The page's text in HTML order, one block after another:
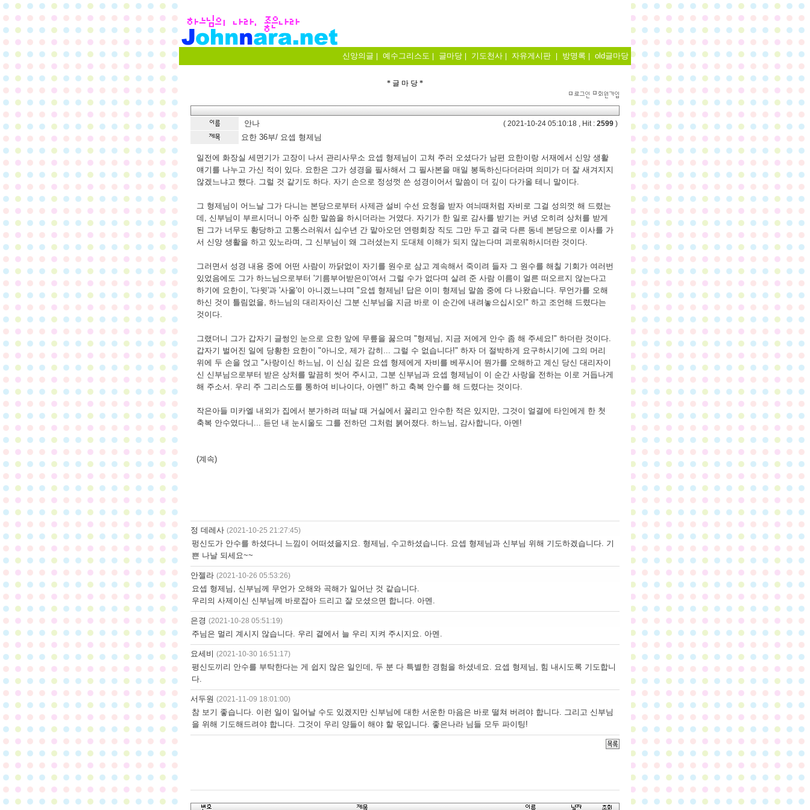
신앙의글 예수그리스도 글마당 기도천사 자유게시판 방명록 old글마당
* 글 마 당 *
안나 ( 2021-10-24 05:10:18 , Hit : 2599 )
요한 36부/ 요셉 형제님
일전에 화장실 세면기가 고장이 나서 관리사무소 요셉 형제님이 고쳐 주러 오셨다가 남편 요한이랑 서재에서 신앙 생활
얘기를 나누고 가신 적이 있다. 요한은 그가 셩경을 필사해서 그 필사본을 매일 봉독하신다더라며 의미가 더 잘 새겨지지
않겠느냐고 했다. 그럴 것 같기도 하다. 자기 손으로 정성껏 쓴 성경이어서 말씀이 더 깊이 다가올 테니 말이다.
그 형제님이 어느날 그가 다니는 본당으로부터 사제관 설비 수선 요청을 받자 여늬때처럼 자비로 그걸 성의껏 해 드렸는
데, 신부님이 부르시더니 아주 심한 말씀을 하시더라는 거였다. 자기가 한 일로 감사를 받기는 커녕 오히려 상처를 받게
된 그가 너무도 황당하고 고통스러워서 십수년 간 맡아오던 연령회장 직도 그만 두고 결국 다른 동네 본당으로 이사를 가
서 신앙 생활을 하고 있노라며, 그 신부님이 왜 그러셨는지 도대체 이해가 되지 않는다며 괴로워하시더란 것이다.
그러면서 성경 내용 중에 어떤 사람이 까닭없이 자기를 원수로 삼고 계속해서 죽이려 들자 그 원수를 해칠 기회가 여러번
있었음에도 그가 하느님으로부터 '기름부어받은이'여서 그럴 수가 없다며 살려 준 사람 이름이 얼른 떠오르지 않는다고
하기에 요한이, '다윗'과 '사울'이 아니겠느냐며 "요셉 형제님! 답은 이미 형제님 말씀 중에 다 나왔습니다. 무언가를 오해
하신 것이 틀림없을, 하느님의 대리자이신 그분 신부님을 지금 바로 이 순간에 내려놓으십시오!" 하고 조언해 드렸다는
것이다.
그랬더니 그가 갑자기 글썽인 눈으로 요한 앞에 무릎을 꿇으며 "형제님, 지금 저에게 안수 좀 해 주세요!" 하더란 것이다.
갑자기 벌어진 일에 당황한 요한이 "아니오, 제가 감히... 그럴 수 없습니다!" 하자 더 절박하게 요구하시기에 그의 머리
위에 두 손을 얹고 "사랑이신 하느님, 이 신심 깊은 요셉 형제에게 자비를 베푸시어 뭔가를 오해하고 계신 당신 대리자이
신 신부님으로부터 받은 상처를 말끔히 씻어 주시고, 그분 신부님과 요셉 형제님이 이 순간 사랑을 전하는 이로 거듭나게
해 주소서. 우리 주 그리스도를 통하여 비나이다, 아멘!" 하고 축복 안수를 해 드렸다는 것이다.
작은아들 미카엘 내외가 집에서 분가하려 떠날 때 거실에서 꿇리고 안수한 적은 있지만, 그것이 얼결에 타인에게 한 첫
축복 안수였다니... 듣던 내 눈시울도 그를 전하던 그처럼 붉어졌다. 하느님, 감사합니다, 아멘!
(계속)
정 데레사 (2021-10-25 21:27:45)
펑신도가 안수를 하셨다니 느낌이 어떠셨을지요. 형제님, 수고하셨습니다. 요셉 형제님과 신부님 위해 기도하겠습니다. 기
쁜 나날 되세요~~
안젤라 (2021-10-26 05:53:26)
요셉 형제님, 신부님께 무언가 오해와 곡해가 일어난 것 같습니다.
우리의 사제이신 신부님께 바로잡아 드리고 잘 모셨으면 합니다. 아멘.
은경 (2021-10-28 05:51:19)
주님은 멀리 계시지 않습니다. 우리 곁에서 늘 우리 지켜 주시지요. 아멘.
요세비 (2021-10-30 16:51:17)
평신도끼리 안수를 부탁한다는 게 쉽지 않은 일인데, 두 분 다 특별한 경험을 하셨네요. 요셉 형제님, 힘 내시도록 기도합니
다.
서두원 (2021-11-09 18:01:00)
참 보기 좋습니다. 이런 일이 일어날 수도 있겠지만 신부님에 대한 서운한 마음은 바로 떨쳐 버려야 합니다. 그리고 신부님
을 위해 기도해드려야 합니다. 그것이 우리 양들이 해야 할 몫입니다. 좋은나라 님들 모두 파이팅!